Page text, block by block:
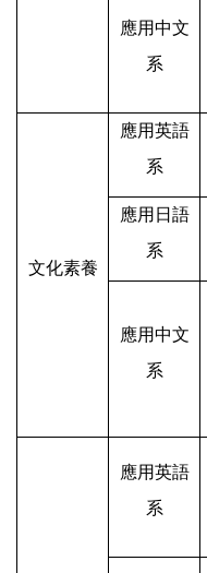
應用中文
系
文化素養
應用英語
系
應用日語
系
應用中文
系
應用英語
系